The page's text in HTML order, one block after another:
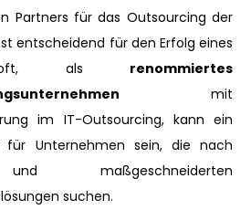
Partners für das Outsourcing der
entscheidend für den Erfolg eines
als renommiertes
mit
im IT-Outsourcing, kann ein
für Unternehmen sein, die nach
maßgeschneiderten
suchen.